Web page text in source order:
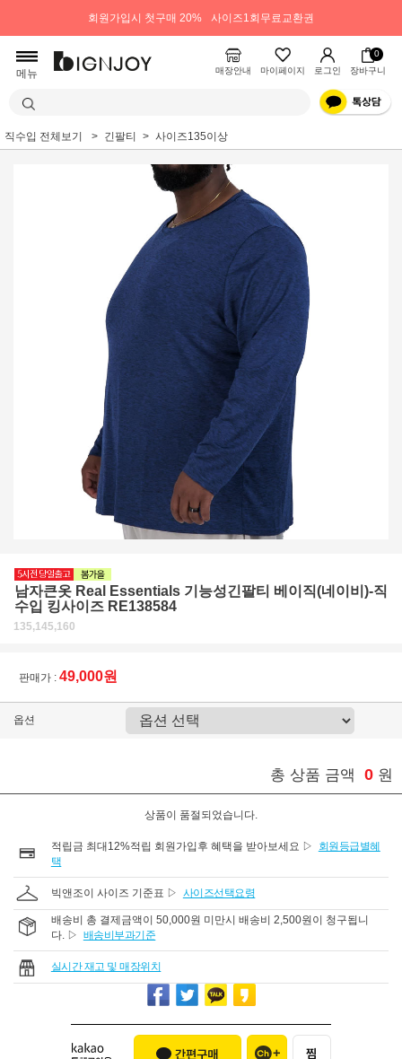
회원가입시 첫구매 20% 사이즈1회무료교환권
메뉴 매장안내 마이페이지 로그인
0
장바구니
직수입 전체보기 긴팔티 사이즈135이상
남자큰옷 Real Essentials 기능성긴팔티 베이직(네이비)-직
수입 킹사이즈 RE138584
135,145,160
판매가 : 49,000원
옵션
총 상품 금액 0 원
상품이 품절되었습니다.
적립금 최대12%적립 회원가입후 혜택을 받아보세요 ▷
회원등급별혜
택
빅앤조이 사이즈 기준표 ▷ 사이즈선택요령
배송비 총 결제금액이 50,000원 미만시 배송비 2,500원이 청구됩니
다. ▷ 배송비부과기준
실시간 재고 및 매장위치